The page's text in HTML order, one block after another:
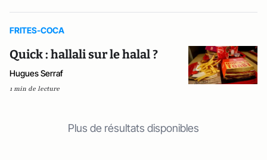
FRITES-COCA
Quick : hallali sur le halal ?
Hugues Serraf
1 min de lecture
Plus de résultats disponibles